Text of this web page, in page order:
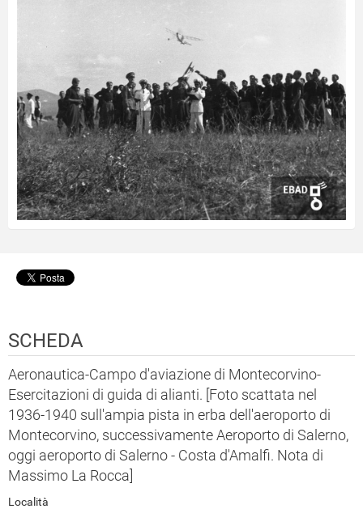
SCHEDA
Aeronautica-Campo d'aviazione di Montecorvino-
Esercitazioni di guida di alianti. [Foto scattata nel
1936-1940 sull'ampia pista in erba dell'aeroporto di
Montecorvino, successivamente Aeroporto di Salerno,
oggi aeroporto di Salerno - Costa d'Amalfi. Nota di
Massimo La Rocca]
Località